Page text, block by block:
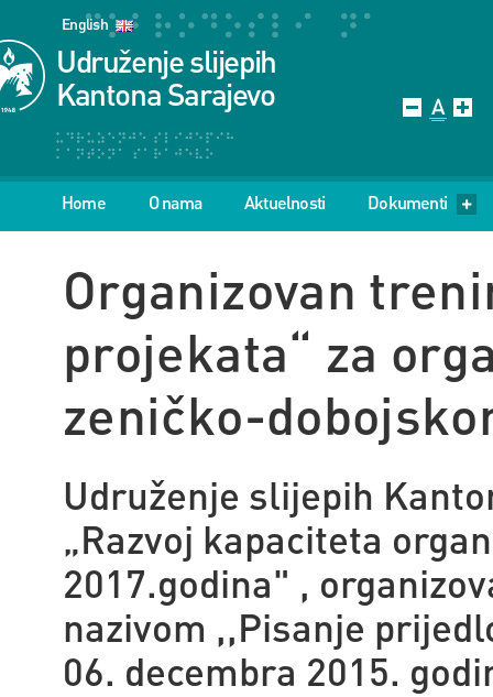
English
Udruženje slijepih
Kantona Sarajevo
Home O nama Aktuelnosti Dokumenti
Organizovan
projekata“ za
zeničko-
Udruženje slijepih
„Razvoj kapaciteta
2017.godina" ,
nazivom ,,Pisanje
06. decembra 2015.